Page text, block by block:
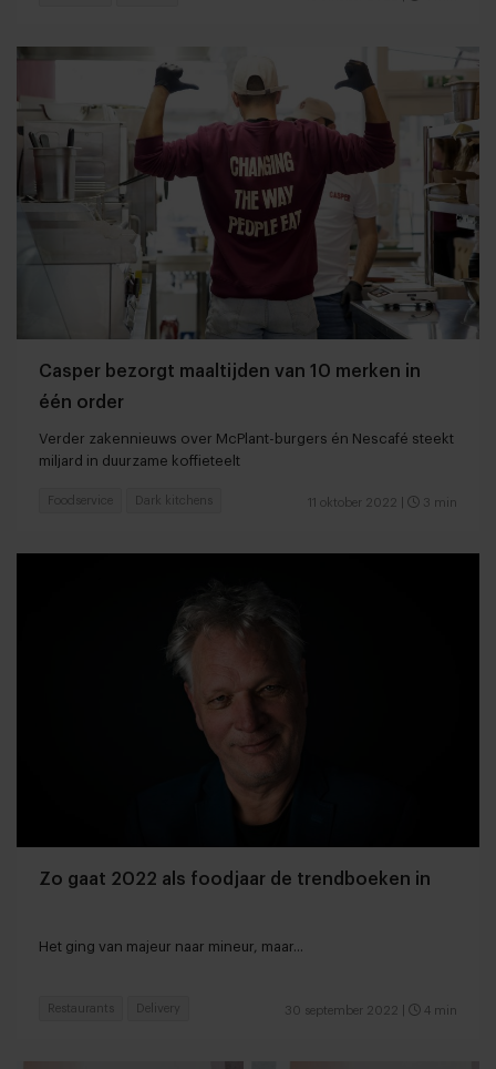
Casper bezorgt maaltijden van 10 merken in
één order
Verder zakennieuws over McPlant-burgers én Nescafé steekt
miljard in duurzame koffieteelt
11 oktober 2022 3 min
Foodservice Dark kitchens
Zo gaat 2022 als foodjaar de trendboeken in
Het ging van majeur naar mineur, maar...
30 september 2022 4 min
Restaurants Delivery